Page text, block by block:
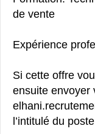
de vente
Expérience
Si cette offre
ensuite envoyer
l’intitulé du